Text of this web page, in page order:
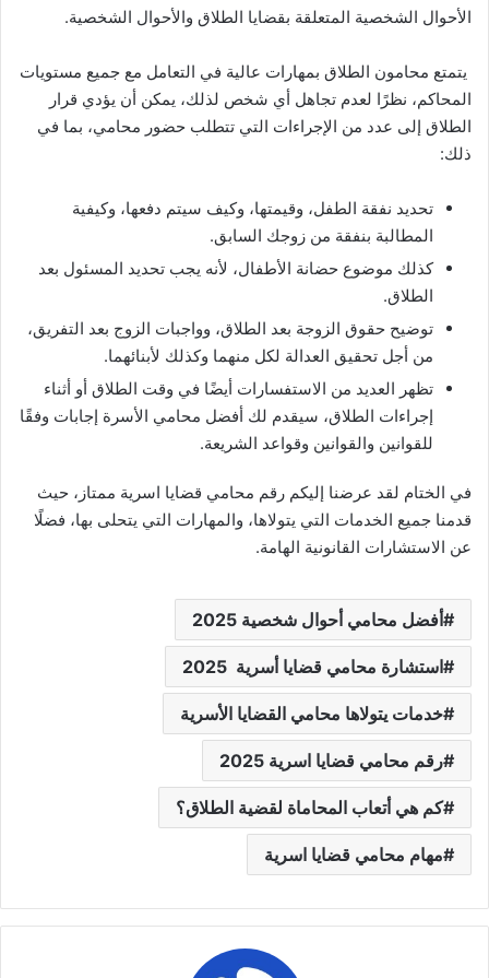
الأحوال الشخصية المتعلقة بقضايا الطلاق والأحوال الشخصية.
يتمتع محامون الطلاق بمهارات عالية في التعامل مع جميع مستويات
المحاكم، نظرًا لعدم تجاهل أي شخص لذلك، يمكن أن يؤدي قرار
الطلاق إلى عدد من الإجراءات التي تتطلب حضور محامي، بما في
ذلك:
تحديد نفقة الطفل، وقيمتها، وكيف سيتم دفعها، وكيفية
المطالبة بنفقة من زوجك السابق.
كذلك موضوع حضانة الأطفال، لأنه يجب تحديد المسئول بعد
الطلاق.
توضيح حقوق الزوجة بعد الطلاق، وواجبات الزوج بعد التفريق،
من أجل تحقيق العدالة لكل منهما وكذلك لأبنائهما.
تظهر العديد من الاستفسارات أيضًا في وقت الطلاق أو أثناء
إجراءات الطلاق، سيقدم لك أفضل محامي الأسرة إجابات وفقًا
للقوانين والقوانين وقواعد الشريعة.
في الختام لقد عرضنا إليكم رقم محامي قضايا اسرية ممتاز، حيث
قدمنا جميع الخدمات التي يتولاها، والمهارات التي يتحلى بها، فضلًا
عن الاستشارات القانونية الهامة.
أفضل محامي أحوال شخصية 2025
استشارة محامي قضايا أسرية 2025
خدمات يتولاها محامي القضايا الأسرية
رقم محامي قضايا اسرية 2025
كم هي أتعاب المحاماة لقضية الطلاق؟
مهام محامي قضايا اسرية